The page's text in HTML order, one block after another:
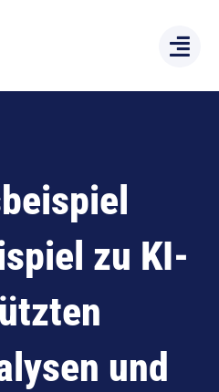
zu KI-
und